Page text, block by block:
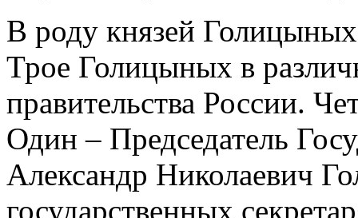
В роду князей
Трое Голицыных в
правительства России.
Один – Председатель
Александр Николаевич
государственных